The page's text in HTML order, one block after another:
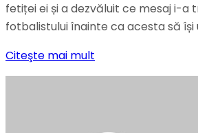
fetiței ei și a dezvăluit ce mesaj i-a
fotbalistului înainte ca acesta să își
Citeşte mai mult